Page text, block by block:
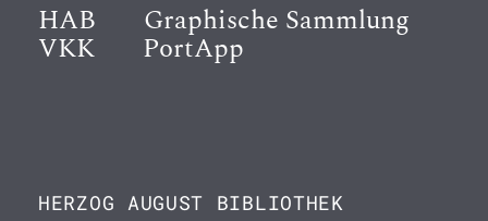
HAB Graphische Sammlung
VKK PortApp
HERZOG AUGUST BIBLIOTHEK